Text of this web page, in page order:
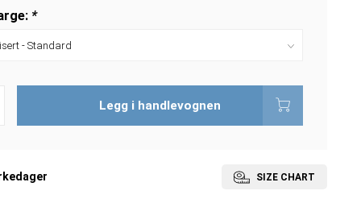
*
Legg i handlevognen
SIZE CHART